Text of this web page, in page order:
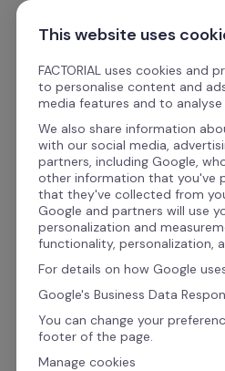
Przejdź do treści
Zarządzanie
pracy łatwe i
Łatwo i efektywnie
swojego zespołu. Urlopy,
przepracowane godziny –
miejscu. Żegnaj Excel!
This website uses
FACTORIAL uses cookies and
to personalise content and
media features and to
We also share information
with our social media,
partners, including Google,
other information that you've
that they've collected from
Google and partners will use
personalization and
functionality, personalization,
For details on how Google
Google's Business Data
You can change your
footer of the page.
Manage cookies